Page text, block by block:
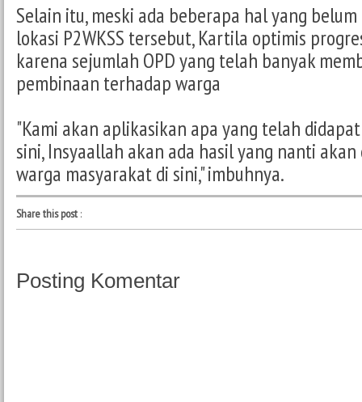
Selain itu, meski ada beberapa hal yang
lokasi P2WKSS tersebut, Kartila optimis
karena sejumlah OPD yang telah banyak
pembinaan terhadap warga
"Kami akan aplikasikan apa yang telah
sini, Insyaallah akan ada hasil yang nanti
warga masyarakat di sini," imbuhnya.
Share this post:
Posting Komentar